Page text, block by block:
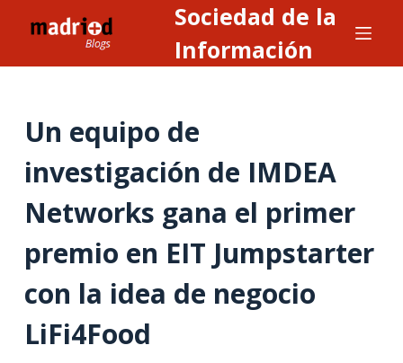
l
n
e
Sociedad de la
Información
Un equipo de
investigación de IMDEA
Networks gana el primer
premio en EIT Jumpstarter
con la idea de negocio
LiFi4Food